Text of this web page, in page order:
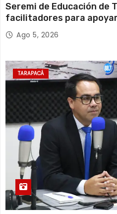
Seremi de Educación de
facilitadores para
Escolar 2027
Ago 5, 2026
TARAPACÁ